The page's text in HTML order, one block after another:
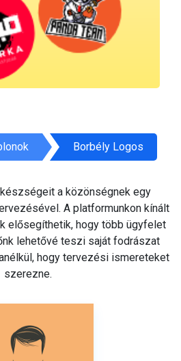
Borbély Logos
a közönségnek egy
A platformunkon kínált
elősegíthetik, hogy több ügyfelet
lehetővé teszi saját fodrászat
hogy tervezési ismereteket
szerezne.